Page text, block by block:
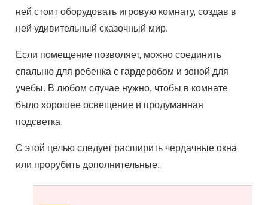
ней стоит оборудовать игровую комнату, создав в
ней удивительный сказочный мир.
Если помещение позволяет, можно соединить
спальню для ребенка с гардеробом и зоной для
учебы. В любом случае нужно, чтобы в комнате
было хорошее освещение и продуманная
подсветка.
С этой целью следует расширить чердачные окна
или прорубить дополнительные.